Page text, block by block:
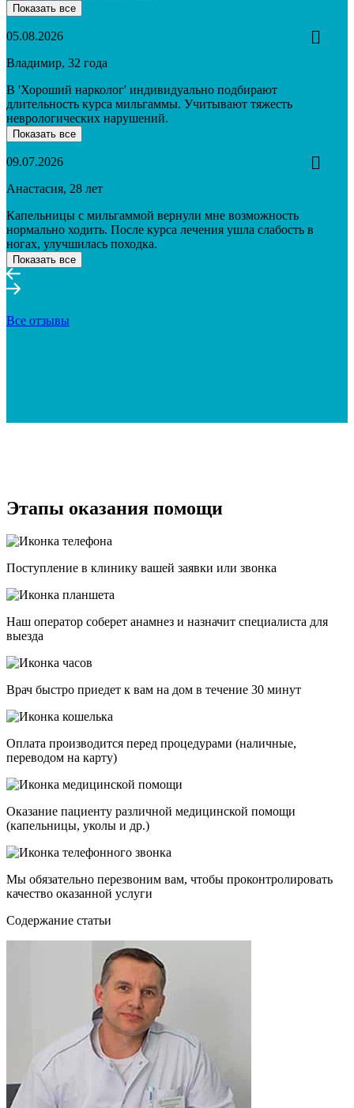
Показать все
05.08.2026
Владимир, 32 года
В 'Хороший нарколог' индивидуально подбирают
длительность курса мильгаммы. Учитывают тяжесть
неврологических нарушений.
Показать все
09.07.2026
Анастасия, 28 лет
Капельницы с мильгаммой вернули мне возможность
нормально ходить. После курса лечения ушла слабость в
ногах, улучшилась походка.
Показать все
Все отзывы
Этапы оказания помощи
Поступление в клинику вашей заявки или звонка
Наш оператор соберет анамнез и назначит специалиста для
выезда
Врач быстро приедет к вам на дом в течение 30 минут
Оплата производится перед процедурами (наличные,
переводом на карту)
Оказание пациенту различной медицинской помощи
(капельницы, уколы и др.)
Мы обязательно перезвоним вам, чтобы проконтролировать
качество оказанной услуги
Cодержание статьи